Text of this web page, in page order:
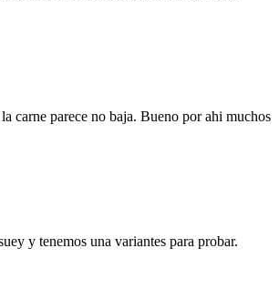
carne parece no baja. Bueno por ahi muchos
y tenemos una variantes para probar.